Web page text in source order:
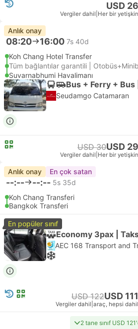
USD 26
Vergiler dahil Her bir yetişkin
Anlık onay
08:20 16:00 7s 40d
Koh Chang Hotel Transfer
Tüm bağlantılar garantili |
Suvarnabhumi Havalimanı
Bus + Ferry +
Seudamgo Catamaran
USD 30USD 29
Vergiler dahil Her bir yetişkin
Anlık onay En çok satan
--:-- --:-- 5s 35d
Koh Chang Transferi
Bangkok Transferi
En popüler sınıf
Economy 3pax |
AEC 168 Transport and
USD 122USD 111
Vergiler dahil araç, hepsi dahil
2 tane sınıf USD